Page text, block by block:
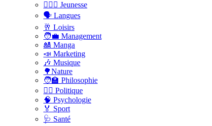
🤸🏽‍♀️ Jeunesse
🗣 Langues
🥂 Loisirs
🧑‍💼 Management
🎎 Manga
📣 Marketing
🎶 Musique
🌳Nature
🧑‍🏫 Philosophie
👨‍⚖️ Politique
🧠 Psychologie
🏅 Sport
🩺 Santé